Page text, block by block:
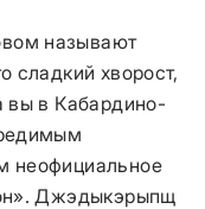
называют
сладкий хворост,
вы в Кабардино-
неофициальное
Джэдыкэрыпщ